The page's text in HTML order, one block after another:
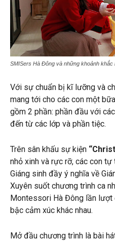
SMISers Hà Đông và những khoảnh khắc
Với sự chuẩn bị kĩ lưỡng và
mang tới cho các con một
gồm 2 phần: phần đầu với
đến từ các lớp và phần tiệc.
Trên sân khấu sự kiện
nhỏ xinh và rực rỡ, các con
Giáng sinh đầy ý nghĩa về
Xuyên suốt chương trình ca
Montessori Hà Đông lần lượt
bậc cảm xúc khác nhau.
Mở đầu chương trình là bài